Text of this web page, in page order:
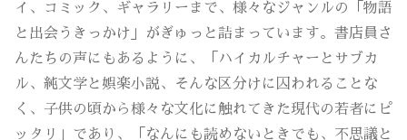
イ、コミック、ギャラリーまで、様々なジャンルの「物語
と出会うきっかけ」がぎゅっと詰まっています。書店員さ
んたちの声にもあるように、「ハイカルチャーとサブカ
ル、純文学と娯楽小説、そんな区分けに囚われることな
く、子供の頃から様々な文化に触れてきた現代の若者にピ
ッタリ」であり、「なんにも読めないときでも、不思議と